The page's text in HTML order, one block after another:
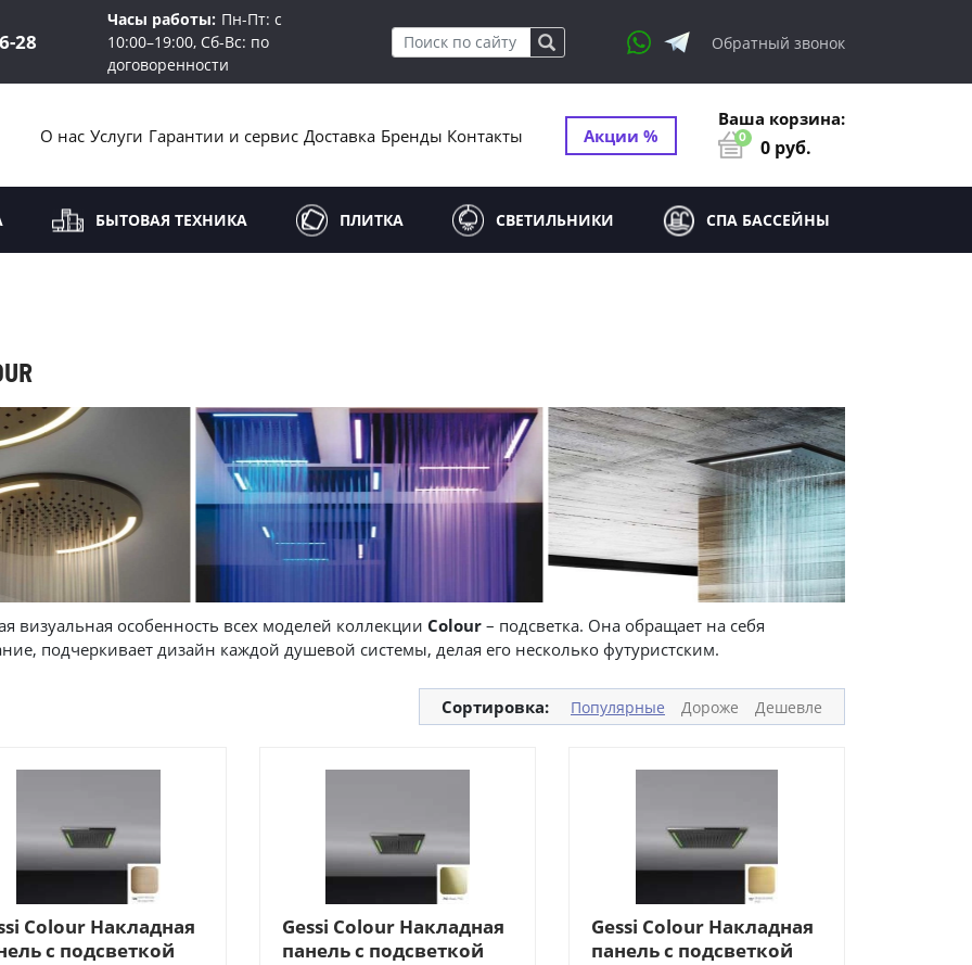
28
Часы работы: Пн-Пт: с
10:00–19:00, Сб-Вс: по
договоренности
Обратный звонок
О нас Услуги Гарантии и сервис Доставка Бренды Контакты Акции %
Ваша корзина:
0 0 руб.
БЫТОВАЯ ТЕХНИКА ПЛИТКА СВЕТИЛЬНИКИ СПА БАССЕЙНЫ
визуальная особенность всех моделей коллекции Colour – подсветка. Она обращает на себя
подчеркивает дизайн каждой душевой системы, делая его несколько футуристским.
Сортировка: Популярные Дороже Дешевле
Colour Накладная
с подсветкой
Gessi Colour Накладная
панель с подсветкой
Gessi Colour Накладная
панель с подсветкой